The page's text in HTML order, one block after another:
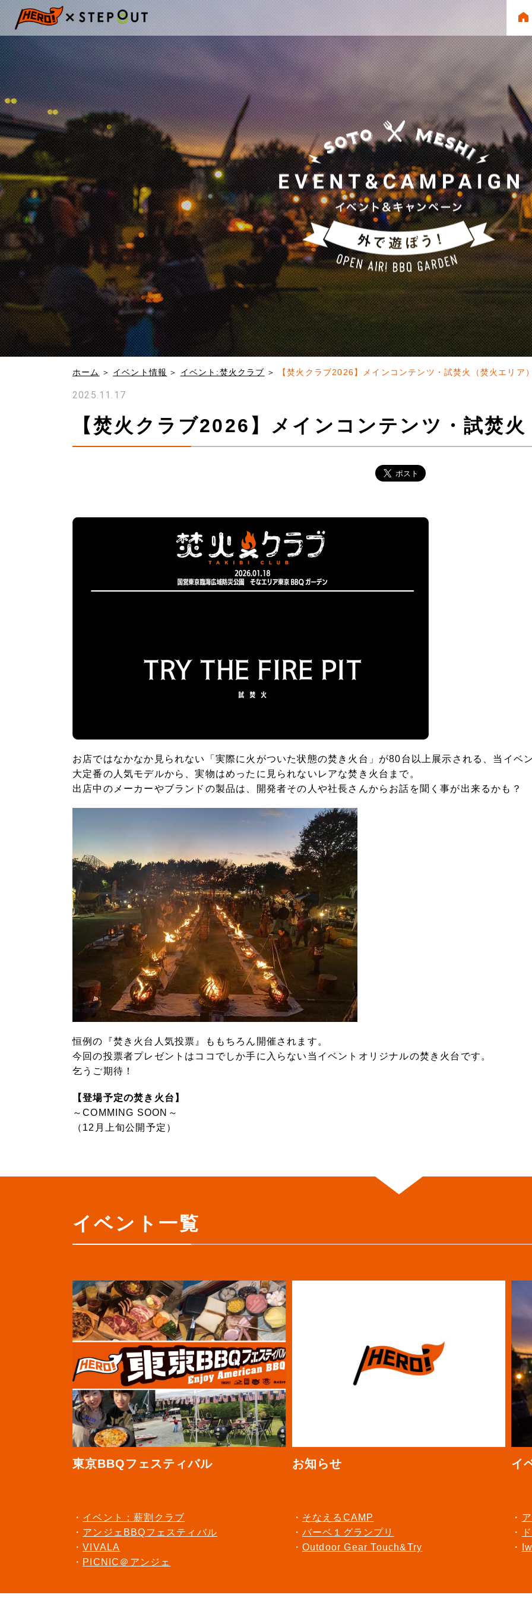
ホーム イベント情報 イベント:焚火クラブ 【焚火クラブ2026】メインコンテンツ・試焚火（焚火エリア）
2025.11.17
【焚火クラブ2026】メインコンテンツ・試焚火
お店ではなかなか見られない「実際に火がついた状態の焚き火台」が80台以上展示される、当イベ
大定番の人気モデルから、実物はめったに見られないレアな焚き火台まで。
出店中のメーカーやブランドの製品は、開発者その人や社長さんからお話を聞く事が出来るかも？
恒例の『焚き火台人気投票』ももちろん開催されます。
今回の投票者プレゼントはココでしか手に入らない当イベントオリジナルの焚き火台です。
乞うご期待！
【登場予定の焚き火台】
～COMMING SOON～
（12月上旬公開予定）
イベント一覧
>
東京BBQフェスティバル お知らせ イ
イベント：薪割クラブ そなえるCAMP
アンジェBBQフェスティバル
バーベ１グランプリ
VIVALA
Outdoor Gear Touch&Try
PICNIC＠アンジェ